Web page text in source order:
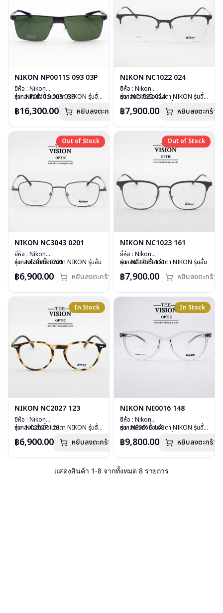
NIKON NP0011S 093 03P
ยี่ห้อ : Nikon
รุ่น : NP0011S 093 03P
Fiber
Polarizde ที่ตัดแสงจ้าได้ดี และเพิ่ม
ความละเอียดของสีได้ดีขึ้น
บานพับ : ไม่มีสปริง
น้ำหนัก : 19 กรัม
อุปกรณ์ : กล่องแว่น, ผ้าเช็ดแว่น
หากสนใจสั่งชื้อแว่นตา NIKON รุ่นอื่น
ติดต่อเราคลิก
฿16,300.00 หยิบลงตะกร้า
NIKON NC1022 024
ยี่ห้อ : Nikon
รุ่น : NC1022 024
เลนส์ : Demo Lens
น้ำหนัก : 16 กรัม
อุปกรณ์ : กล่องแว่น, ผ้าเช็ดแว่น
การรับประกัน : 1 ปี
หากสนใจสั่งชื้อแว่นตา NIKON รุ่นอื่น
ติดต่อเราคลิก
฿7,900.00 หยิบลงตะกร้า
Out of Stock
Out of Stock
NIKON NC3043 0201
ยี่ห้อ : Nikon
รุ่น : NC3043 0201
เลนส์ : Demo Lens
น้ำหนัก : 13 กรัม
อุปกรณ์ : กล่องแว่น, ผ้าเช็ดแว่น
การรับประกัน : 1 ปี
หากสนใจสั่งชื้อแว่นตา NIKON รุ่นอื่น
ติดต่อเราคลิก
สั่งกรุณาติดต่อเราคลิก
฿6,900.00 หยิบลงตะกร้า
Out of Stock
Out of Stock
NIKON NC1023 161
ยี่ห้อ : Nikon
รุ่น : NC1023 161
เลนส์ : Demo Lens
น้ำหนัก : 17 กรัม
อุปกรณ์ : กล่องแว่น, ผ้าเช็ดแว่น
การรับประกัน : 1 ปี
หากสนใจสั่งชื้อแว่นตา NIKON รุ่นอื่น
ติดต่อเราคลิก
สั่งกรุณาติดต่อเราคลิก
฿7,900.00 หยิบลงตะกร้า
In Stock
NIKON NC2027 123
ยี่ห้อ : Nikon
รุ่น : NC2027 123
เลนส์ : Demo Lens
น้ำหนัก : 13 กรัม
อุปกรณ์ : กล่องแว่น, ผ้าเช็ดแว่น
การรับประกัน : 1 ปี
หากสนใจสั่งชื้อแว่นตา NIKON รุ่นอื่น
ติดต่อเราคลิก
฿6,900.00 หยิบลงตะกร้า
In Stock
NIKON NE0016 148
ยี่ห้อ : Nikon
รุ่น : NE0016 148
เลนส์ : Demo Lens
น้ำหนัก : 18 กรัม
อุปกรณ์ : กล่องแว่น, ผ้าเช็ดแว่น
การรับประกัน : 1 ปี
หากสนใจสั่งชื้อแว่นตา NIKON รุ่นอื่น
ติดต่อเราคลิก
฿9,800.00 หยิบลงตะกร้า
แสดงสินค้า 1-8 จากทั้งหมด 8 รายการ